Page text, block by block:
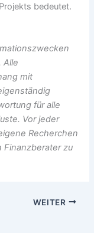
bedeutet.
Alle
mit
für alle
Vor jeder
Recherchen
Finanzberater zu
WEITER